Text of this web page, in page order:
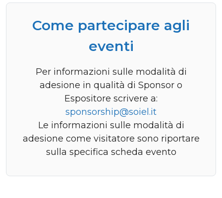
Come partecipare agli
eventi
Per informazioni sulle modalità di
adesione in qualità di Sponsor o
Espositore scrivere a:
sponsorship@soiel.it
Le informazioni sulle modalità di
adesione come visitatore sono riportare
sulla specifica scheda evento